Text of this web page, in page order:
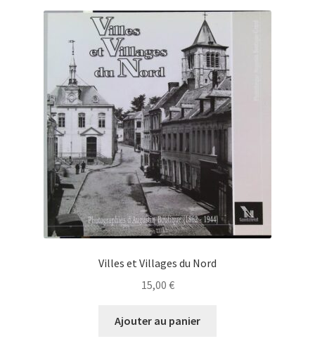
Villes et Villages du Nord
15,00 €
Ajouter au panier